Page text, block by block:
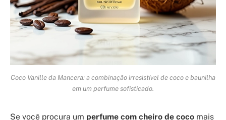
Coco Vanille da Mancera: a combinação irresistível de coco e baunilha
em um perfume sofisticado.
Se você procura um perfume com cheiro de coco mais